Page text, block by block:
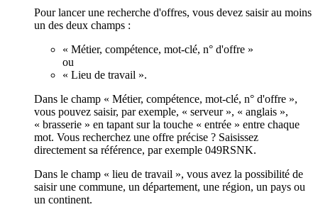
Pour lancer une recherche d'offres, vous devez saisir au moins
un des deux champs :
« Métier, compétence, mot-clé, n° d'offre »
ou
« Lieu de travail ».
Dans le champ « Métier, compétence, mot-clé, n° d'offre »,
vous pouvez saisir, par exemple, « serveur », « anglais »,
« brasserie » en tapant sur la touche « entrée » entre chaque
mot. Vous recherchez une offre précise ? Saisissez
directement sa référence, par exemple 049RSNK.
Dans le champ « lieu de travail », vous avez la possibilité de
saisir une commune, un département, une région, un pays ou
un continent.